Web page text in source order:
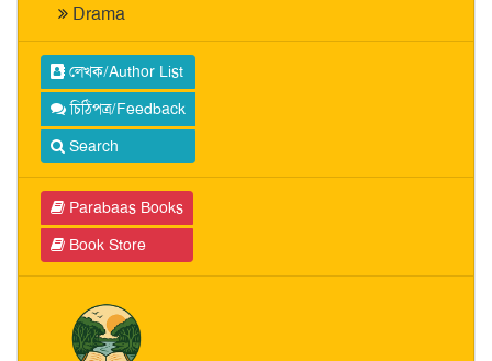
Drama
লেখক/Author List
চিঠিপত্র/Feedback
Search
Parabaas Books
Book Store